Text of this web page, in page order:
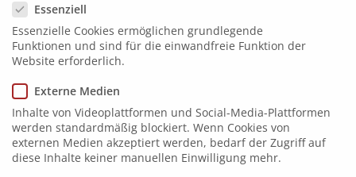
Kontakt
58849 Herscheid
Tel. 02357 171865
Fax: 02357 171867
Essenziell
Essenzielle Cookies ermöglichen grundlegende
Funktionen und sind für die einwandfreie Funktion der
Website erforderlich.
Externe Medien
Inhalte von Videoplattformen und Social-Media-Plattformen
werden standardmäßig blockiert. Wenn Cookies von
externen Medien akzeptiert werden, bedarf der Zugriff auf
diese Inhalte keiner manuellen Einwilligung mehr.